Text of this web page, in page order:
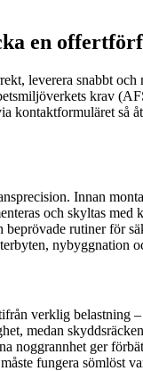
en
leverera snabbt
krav
kontaktformuläret
Innan
och skyltas
rutiner för
nybyggnation
verklig belastning
medan
noggrannhet ger
fungera sömlöst